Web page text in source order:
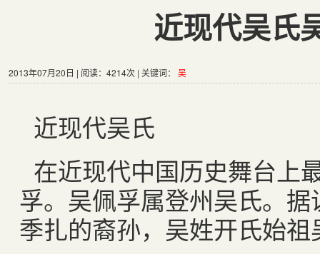
近现代吴氏
2013年07月20日 | 阅读：4214次 | 关键词： 吴
近现代吴氏
在近现代中国历史舞台上
孚。吴佩孚属登州吴氏。
季扎的裔孙，吴姓开氏始